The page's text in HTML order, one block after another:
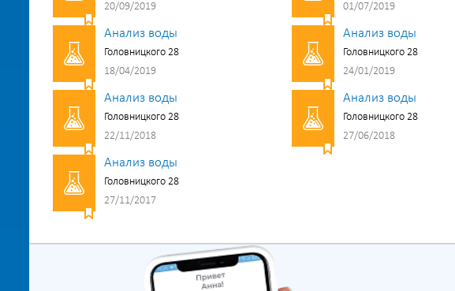
20/09/2019
01/07/2019
Анализ воды
Головницкого 28
18/04/2019
Анализ воды
Головницкого 28
24/01/2019
Анализ воды
Головницкого 28
22/11/2018
Анализ воды
Головницкого 28
27/06/2018
Анализ воды
Головницкого 28
27/11/2017